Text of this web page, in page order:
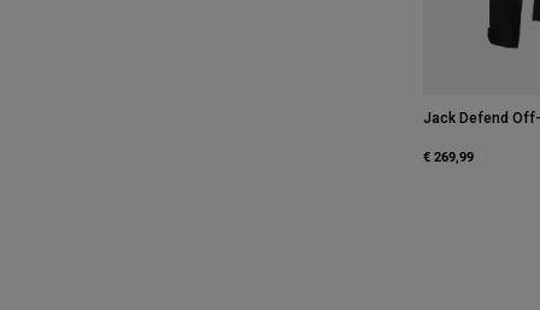
Jack Defend
€ 269,99